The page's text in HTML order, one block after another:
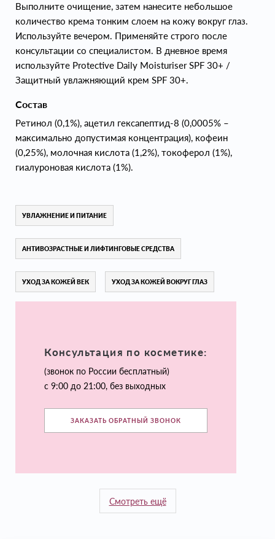
Выполните очищение, затем нанесите небольшое
количество крема тонким слоем на кожу вокруг глаз.
Используйте вечером. Применяйте строго после
консультации со специалистом. В дневное время
используйте Protective Daily Moisturiser SPF 30+ /
Защитный увлажняющий крем SPF 30+.
Состав
Ретинол (0,1%), ацетил гексапептид-8 (0,0005% –
максимально допустимая концентрация), кофеин
(0,25%), молочная кислота (1,2%), токоферол (1%),
гиалуроновая кислота (1%).
УВЛАЖНЕНИЕ И ПИТАНИЕ
АНТИВОЗРАСТНЫЕ И ЛИФТИНГОВЫЕ СРЕДСТВА
УХОД ЗА КОЖЕЙ ВЕК УХОД ЗА КОЖЕЙ ВОКРУГ ГЛАЗ
Консультация по косметике:
(звонок по России бесплатный)
с 9:00 до 21:00, без выходных
ЗАКАЗАТЬ ОБРАТНЫЙ ЗВОНОК
Смотреть ещё